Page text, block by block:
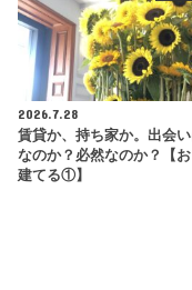
2026.7.28
賃貸か、持ち家か。出会
なのか？必然なのか？【
建てる①】